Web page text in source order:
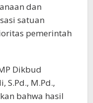
dan
satuan
pemerintah
Dikbud
S.Pd., M.Pd.,
bahwa hasil